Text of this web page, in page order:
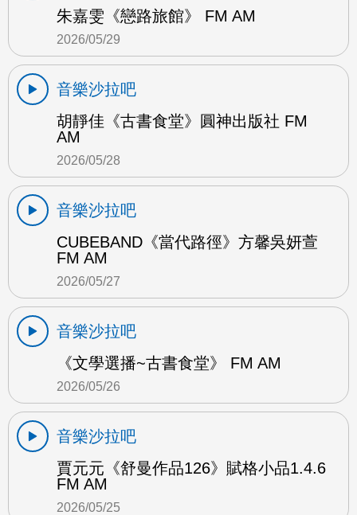
朱嘉雯《戀路旅館》 FM AM
2026/05/29
音樂沙拉吧
胡靜佳《古書食堂》圓神出版社 FM
AM
2026/05/28
音樂沙拉吧
CUBEBAND《當代路徑》方馨吳妍萱
FM AM
2026/05/27
音樂沙拉吧
《文學選播~古書食堂》 FM AM
2026/05/26
音樂沙拉吧
賈元元《舒曼作品126》賦格小品1.4.6
FM AM
2026/05/25